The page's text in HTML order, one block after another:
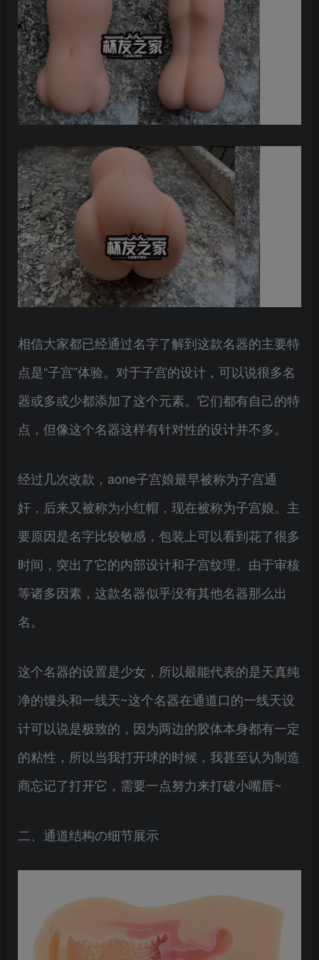
相信大家都已经通过名字了解到这款名器的主要特
点是“子宫”体验。对于子宫的设计，可以说很多名
器或多或少都添加了这个元素。它们都有自己的特
点，但像这个名器这样有针对性的设计并不多。
经过几次改款，aone子宫娘最早被称为子宫通
奸，后来又被称为小红帽，现在被称为子宫娘。主
要原因是名字比较敏感，包装上可以看到花了很多
时间，突出了它的内部设计和子宫纹理。由于审核
等诸多因素，这款名器似乎没有其他名器那么出
名。
这个名器的设置是少女，所以最能代表的是天真纯
净的馒头和一线天~这个名器在通道口的一线天设
计可以说是极致的，因为两边的胶体本身都有一定
的粘性，所以当我打开球的时候，我甚至认为制造
商忘记了打开它，需要一点努力来打破小嘴唇~
二、通道结构の细节展示